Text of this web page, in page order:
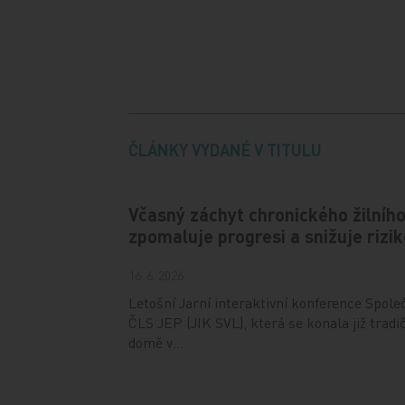
ČLÁNKY VYDANÉ V TITULU
Včasný záchyt chronického
zpomaluje progresi a snižuje
Letošní Jarní interaktivní konference
ČLS JEP (JIK SVL), která se konala již
domě v…